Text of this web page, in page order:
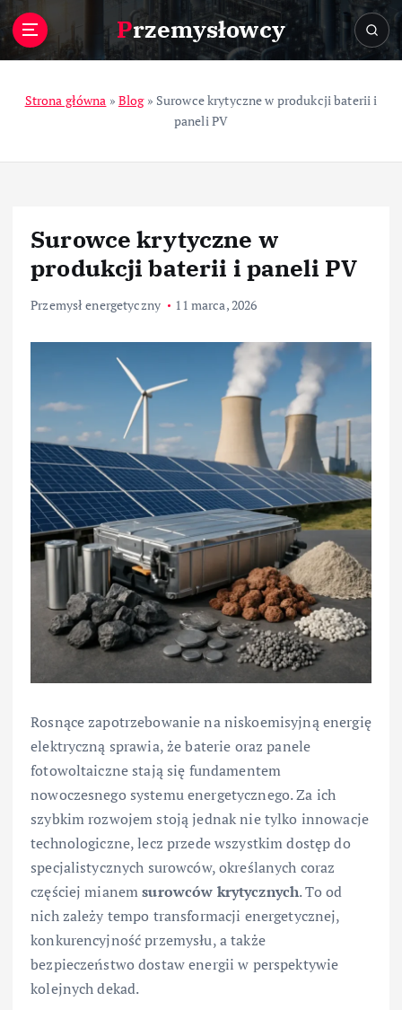
Przemysłowcy
Strona główna » Blog» Surowce krytyczne w produkcji baterii i
paneli PV
Surowce krytyczne w
produkcji baterii i paneli PV
Przemysł energetyczny 11 marca, 2026
Rosnące zapotrzebowanie na niskoemisyjną energię
elektryczną sprawia, że baterie oraz panele
fotowoltaiczne stają się fundamentem
nowoczesnego systemu energetycznego. Za ich
szybkim rozwojem stoją jednak nie tylko innowacje
technologiczne, lecz przede wszystkim dostęp do
specjalistycznych surowców, określanych coraz
częściej mianemsurowców krytycznych. To od
nich zależy tempo transformacji energetycznej,
konkurencyjność przemysłu, a także
bezpieczeństwo dostaw energii w perspektywie
kolejnych dekad.